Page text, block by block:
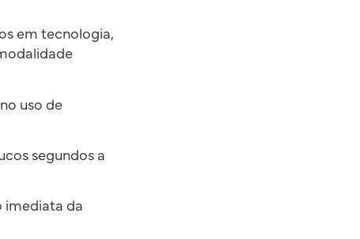
em tecnologia,
uso de
segundos a
imediata da